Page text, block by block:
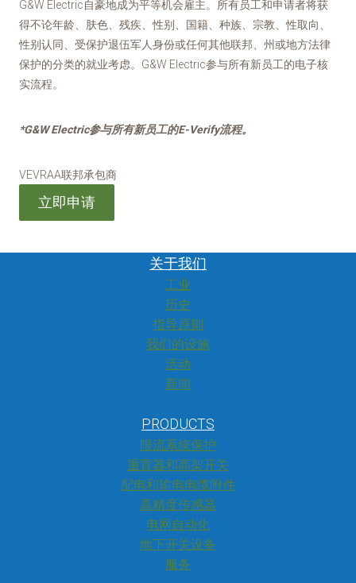
G&W Electric自豪地成为平等机会雇主。所有员工和申请者将获
得不论年龄、肤色、残疾、性别、国籍、种族、宗教、性取向、
性别认同、受保护退伍军人身份或任何其他联邦、州或地方法律
保护的分类的就业考虑。G&W Electric参与所有新员工的电子核
实流程。
*G&W Electric参与所有新员工的E-Verify流程。
VEVRAA联邦承包商
立即申请
关于我们
工业
历史
指导原则
我们的设施
活动
新闻
PRODUCTS
限流系统保护
重置器和高架开关
配电和输电电缆附件
高精度传感器
电网自动化
地下开关设备
服务